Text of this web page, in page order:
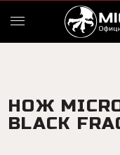
НОЖ
BLACK